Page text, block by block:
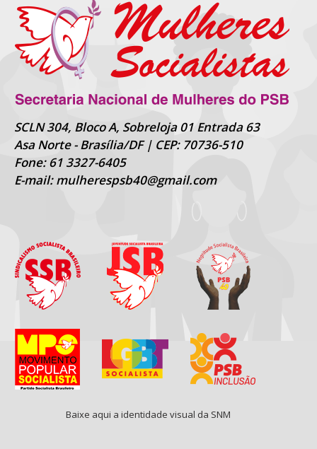
SCLN 304, Bloco A, Sobreloja 01 Entrada 63
Asa Norte - Brasília/DF | CEP: 70736-510
Fone: 61 3327-6405
E-mail: mulherespsb40@gmail.com
Baixe aqui a identidade visual da SNM